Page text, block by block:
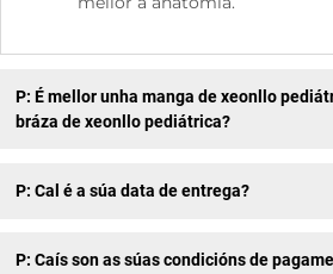
P: É mellor unha manga de xeonllo
bráza de xeonllo pediátrica?
P: Cal é a súa data de entrega?
P: Caís son as súas condicións de